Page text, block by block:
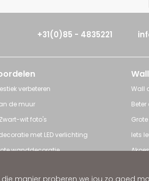
manier proberen we jou zo goed
+31(0)85 - 4835221
verbeteren
de muur
wit foto's
met LED verlichting
wanddecoratie
Wall
Iets